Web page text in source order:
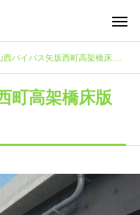
西バイパス矢坂西町高架橋床版工事
町高架橋床版